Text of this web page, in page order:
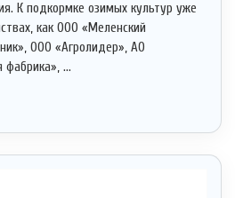
К подкормке озимых культур уже
как ООО «Меленский
ООО «Агролидер», АО
фабрика», ...